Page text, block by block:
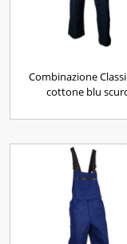
Combinazione
cottone blu